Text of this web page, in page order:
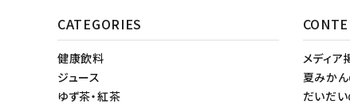
CATEGORIES
健康飲料
ジュース
ゆず茶・紅茶
メディア
夏みか
だいだ